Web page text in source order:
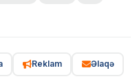
Reklam Əlaqə